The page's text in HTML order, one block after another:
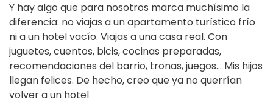
Y hay algo que para nosotros marca muchísimo la
diferencia: no viajas a un apartamento turístico frío
ni a un hotel vacío. Viajas a una casa real. Con
juguetes, cuentos, bicis, cocinas preparadas,
recomendaciones del barrio, tronas, juegos… Mis hijos
llegan felices. De hecho, creo que ya no querrían
volver a un hotel